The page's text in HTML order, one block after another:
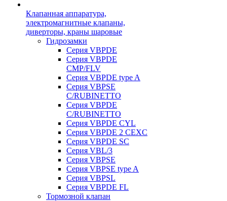
Клапанная аппаратура,
электромагнитные клапаны,
диверторы, краны шаровые
Гидрозамки
Серия VBPDE
Серия VBPDE
CMP/FLV
Серия VBPDE type A
Серия VBPSE
C/RUBINETTO
Серия VBPDE
C/RUBINETTO
Серия VBPDE CYL
Серия VBPDE 2 CEXC
Серия VBPDE SC
Серия VBL/3
Серия VBPSE
Серия VBPSE type A
Серия VBPSL
Серия VBPDE FL
Тормозной клапан